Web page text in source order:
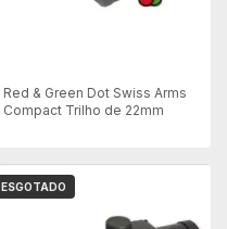
Red & Green Dot Swiss Arms
Compact Trilho de 22mm
ESGOTADO